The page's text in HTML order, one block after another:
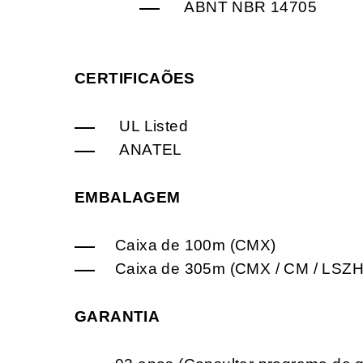
ABNT NBR 14705
CERTIFICAÕES
UL Listed
ANATEL
EMBALAGEM
Caixa de 100m (CMX)
Caixa de 305m (CMX / CM /
GARANTIA